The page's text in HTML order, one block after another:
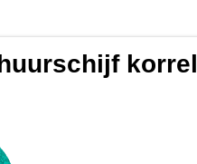
korrel